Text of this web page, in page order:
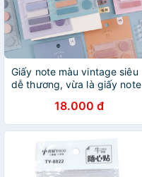
Giấy note màu vintage siêu
dễ thương, vừa là giấy note
18.000 đ